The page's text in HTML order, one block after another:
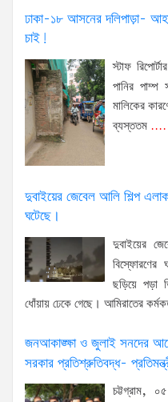
ঢাকা-১৮ আসনের দলিপাড়া-
চাই!
স্টাফ
পানির
মালিকের
ব্যস্ততম ....
দুবাইয়ের জেবেল আলি শিল্প
ঘটেছে।
দুবাইয়ের
বিস্ফোরণের
ছড়িয়ে পড়া
ধোঁয়ায় ঢেকে গেছে। আমিরাতের
জনআকাঙ্ক্ষা ও জুলাই সনদের
সরকার প্রতিশ্রুতিবদ্ধ-
চট্টগ্রাম,